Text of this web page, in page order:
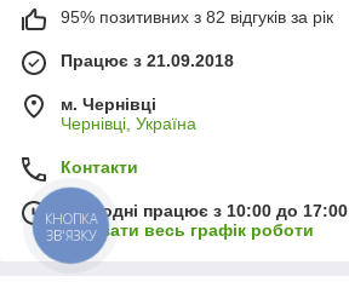
95% позитивних з 82 відгуків за рік
Працює з 21.09.2018
м. Чернівці
Чернівці, Україна
Контакти
Сьогодні працює з 10:00 до 17:00
Показати весь графік роботи
КНОПКА
ЗВ'ЯЗКУ